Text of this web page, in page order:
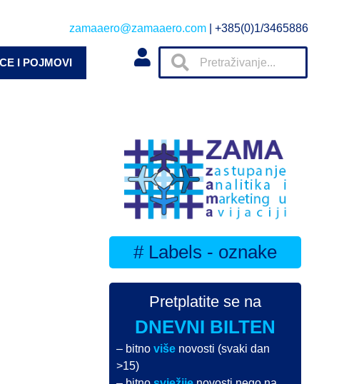
zamaaero@zamaaero.com | +385(0)1/3465886
I POJMOVI
# Labels - oznake
Pretplatite se na
DNEVNI BILTEN
– bitnoviše novosti (svaki dan
>15)